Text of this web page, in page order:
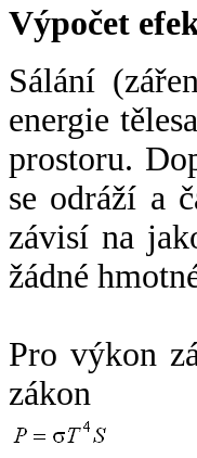
Výpočet
Sálání
energie
prostoru.
se odráží a
závisí na
žádné
Pro výkon
zákon